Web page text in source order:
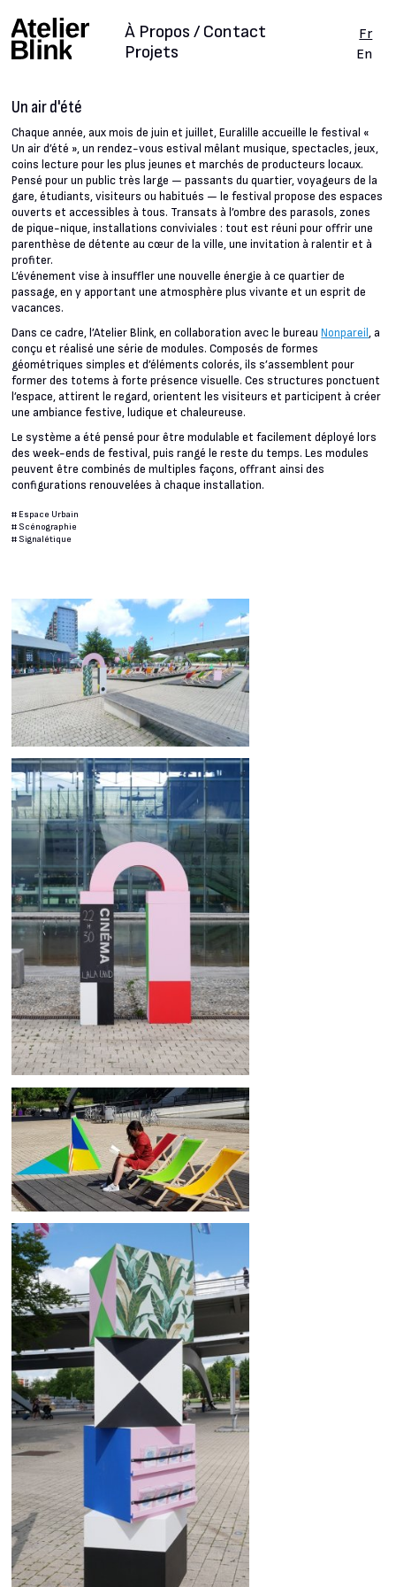
Projets
À Propos / Contact
Fr
En
Un air d'été
Chaque année, aux mois de juin et juillet, Euralille accueille le festival «
Un air d’été », un rendez-vous estival mêlant musique, spectacles, jeux,
coins lecture pour les plus jeunes et marchés de producteurs locaux.
Pensé pour un public très large — passants du quartier, voyageurs de la
gare, étudiants, visiteurs ou habitués — le festival propose des espaces
ouverts et accessibles à tous. Transats à l’ombre des parasols, zones
de pique-nique, installations conviviales : tout est réuni pour offrir une
parenthèse de détente au cœur de la ville, une invitation à ralentir et à
profiter.
L’événement vise à insuffler une nouvelle énergie à ce quartier de
passage, en y apportant une atmosphère plus vivante et un esprit de
vacances.
Dans ce cadre, l’Atelier Blink, en collaboration avec le bureauNonpareil, a
conçu et réalisé une série de modules. Composés de formes
géométriques simples et d’éléments colorés, ils s’assemblent pour
former des totems à forte présence visuelle. Ces structures ponctuent
l’espace, attirent le regard, orientent les visiteurs et participent à créer
une ambiance festive, ludique et chaleureuse.
Le système a été pensé pour être modulable et facilement déployé lors
des week-ends de festival, puis rangé le reste du temps. Les modules
peuvent être combinés de multiples façons, offrant ainsi des
configurations renouvelées à chaque installation.
# Espace Urbain
# Scénographie
# Signalétique